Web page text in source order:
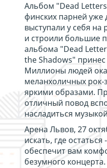
Альбом "Dead
финских парней уже
выступали у себя
и строили большие
альбома "Dead
the Shadows"
Миллионы людей
меланхоличных
яркими образами.
отличный повод
насладиться
Арена Львов, 27
искать, где
обеспечит вам
безумного концерта.